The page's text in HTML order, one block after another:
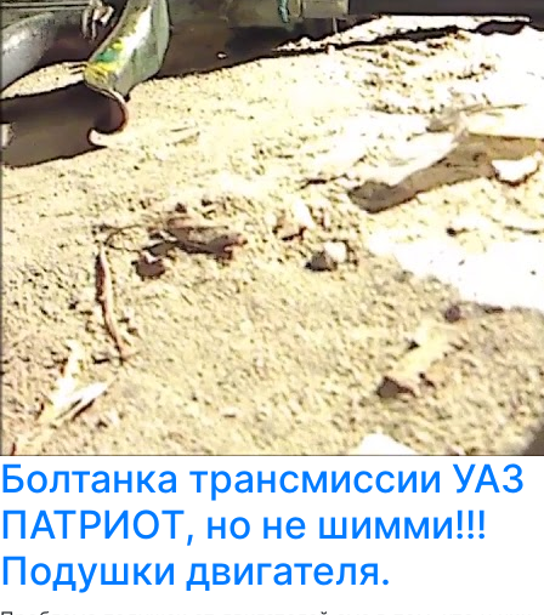
Болтанка трансмиссии УАЗ
ПАТРИОТ, но не шимми!!!
Подушки двигателя.